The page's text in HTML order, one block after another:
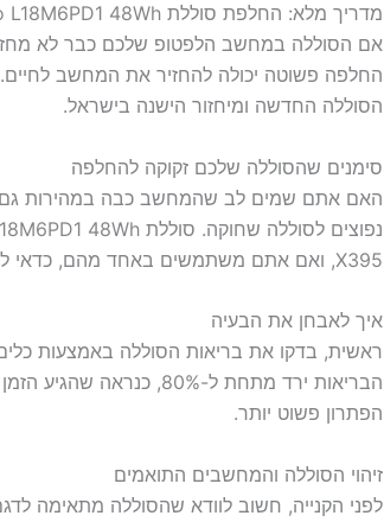
מדריך מלא: החלפת סוללת Lenovo L18M6PD1 48Wh למחשבי ThinkPad
אם הסוללה במחשב הלפטופ שלכם כבר לא
החלפה פשוטה יכולה להחזיר את המחשב
הסוללה החדשה ומיחזור הישנה בישראל.
סימנים שהסוללה שלכם זקוקה להחלפה
האם אתם שמים לב שהמחשב כבה במהירות גם
X395, ואם אתם משתמשים באחד מהם, כדאי לבדוק את מצב הסוללה.
איך לאבחן את הבעיה
הבריאות ירד מתחת ל-
הפתרון פשוט יותר.
זיהוי הסוללה והמחשבים התואמים